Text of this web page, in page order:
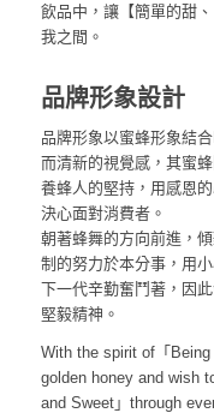
飲品中，讓【簡單的甜
我之間。
品牌形象設計
品牌形象以蜜蜂形象結
而清新的視覺感，其蜜
養蜂人的堅持，用感恩
決心面對消費者。
朝著蜂舞的方向前進，
制的努力於本分事，用
下一代辛勤奮鬥著，因
堅毅精神。
With the spirit of「
golden honey and wish
and Sweet」through